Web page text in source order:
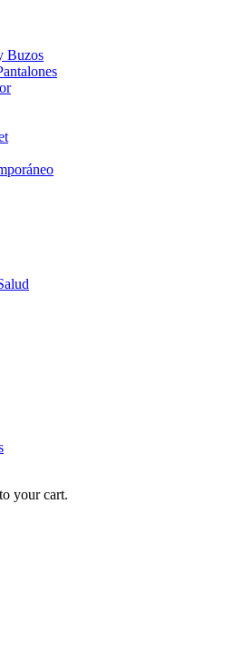
Buzos
your cart.